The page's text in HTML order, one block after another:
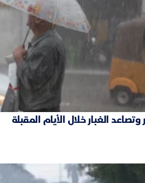
الغبار خلال الأيام المقبلة